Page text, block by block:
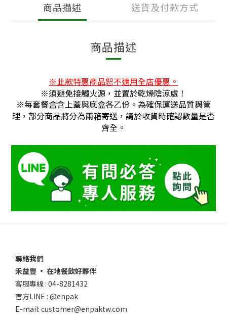
商品描述 送貨及付款方式
商品描述
※此款特惠商品恕不適用全店優惠。
※須避免接觸火源，並置於乾燥陰涼處！
※每套餐盒含上蓋與底盒各乙份。為確保運送品質與管
理，部分商品將分為兩箱寄送，請於收貨時確認數量是否
齊全。
聯絡我們
禾益豐 • 在地餐飲好夥伴
客服專線 : 04-8281432
官方LINE : @enpak
E-mail: customer@enpaktw.com